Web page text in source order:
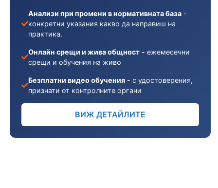
Анализи при промени в нормативната база -
конкретни указания какво да направиш на
практика.
Онлайн срещи и жива общност - ежемесечни
срещи и обучения на живо
Безплатни видео обучения - с удостоверения,
признати от контролните органи
ВИЖ ДЕТАЙЛИТЕ